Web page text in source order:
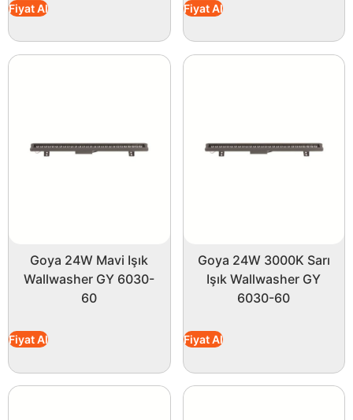
Fiyat Al Fiyat Al
Goya 24W Mavi Işık
Wallwasher GY 6030-
60
Fiyat Al
Goya 24W 3000K Sarı
Işık Wallwasher GY
6030-60
Fiyat Al